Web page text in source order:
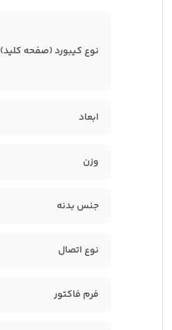
نوع کیبورد (صفحه کلید)
ابعاد
وزن
جنس بدنه
نوع اتصال
فرم فاکتور